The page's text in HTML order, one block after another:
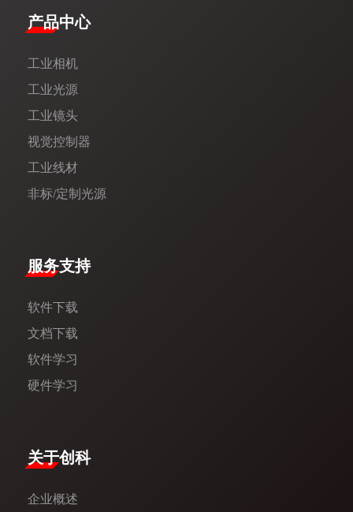
产品中心
工业相机
工业光源
工业镜头
视觉控制器
工业线材
非标/定制光源
服务支持
软件下载
文档下载
软件学习
硬件学习
​关于创科​
企业概述